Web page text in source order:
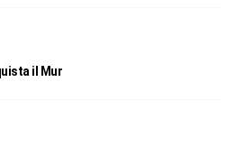
il Mur